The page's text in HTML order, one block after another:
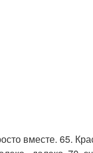
вместе. 65.